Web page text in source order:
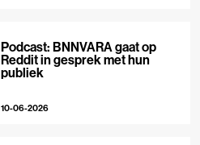
Podcast: BNNVARA gaat op
Reddit in gesprek met hun
publiek
10-06-2026